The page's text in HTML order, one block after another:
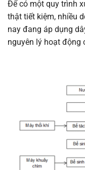
Để có một quy trình
thật tiết kiệm, nhiều
nay đang áp dụng
nguyên lý hoạt động